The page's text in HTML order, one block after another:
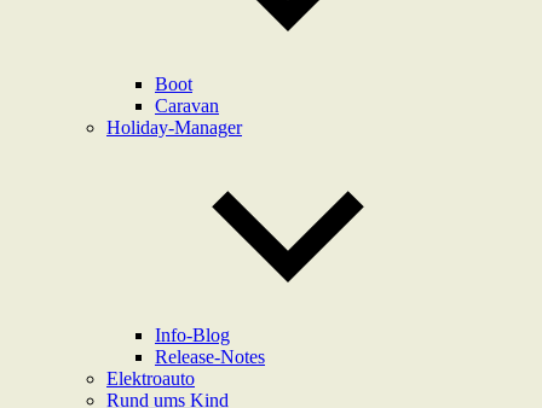
Boot
Caravan
Holiday-Manager
Info-Blog
Release-Notes
Elektroauto
Rund ums Kind